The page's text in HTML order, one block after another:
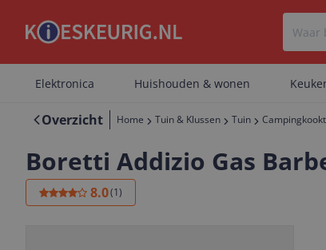
Elektronica Huishouden & wonen
Overzicht Home Tuin & Klussen Tuin
Boretti Addizio Gas
8.0(1)